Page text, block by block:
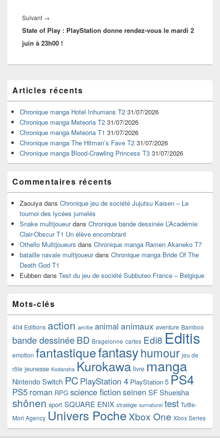
Suivant →
suivant :
State of Play : PlayStation donne rendez-vous le mardi 2
juin à 23h00 !
principale
de
widget
pour
barre
latérale
Articles récents
Chronique manga Hotel Inhumans T2 31/07/2026
Chronique manga Meteoria T2 31/07/2026
Chronique manga Meteoria T1 31/07/2026
Chronique manga The Hitman’s Fave T2 31/07/2026
Chronique manga Blood-Crawling Princess T3 31/07/2026
Commentaires récents
Zaouiya dans Chronique jeu de société Jujutsu Kaisen – Le
tournoi des lycées jumelés
Snake multijoueurdans Chronique bande dessinée L’Académie
Clair-Obscur T1 Un élève encombrant
Othello Multijoueurs dans Chronique manga Ramen Akaneko T7
bataille navale multijoueurdans Chronique manga Bride Of The
Death God T1
Eubben dans Test du jeu de société Subbuteo France – Belgique
Mots-clés
404 Editions action amitie animal animaux aventure Bamboo
bande dessinéeBD Bragelonne cartes Edi8 Editis
emotion fantastiquefantasyhumour jeu de
rôle jeunesse Kodansha Kurokawa livre manga
Nintendo Switch PC PlayStation 4 PlayStation 5 PS4
PS5 roman RPG science fictionseinen SF Shueisha
shônen sport SQUARE ENIX stratégie surnaturel test Tuttle-
Mori Agency Univers Poche Xbox One Xbox Series